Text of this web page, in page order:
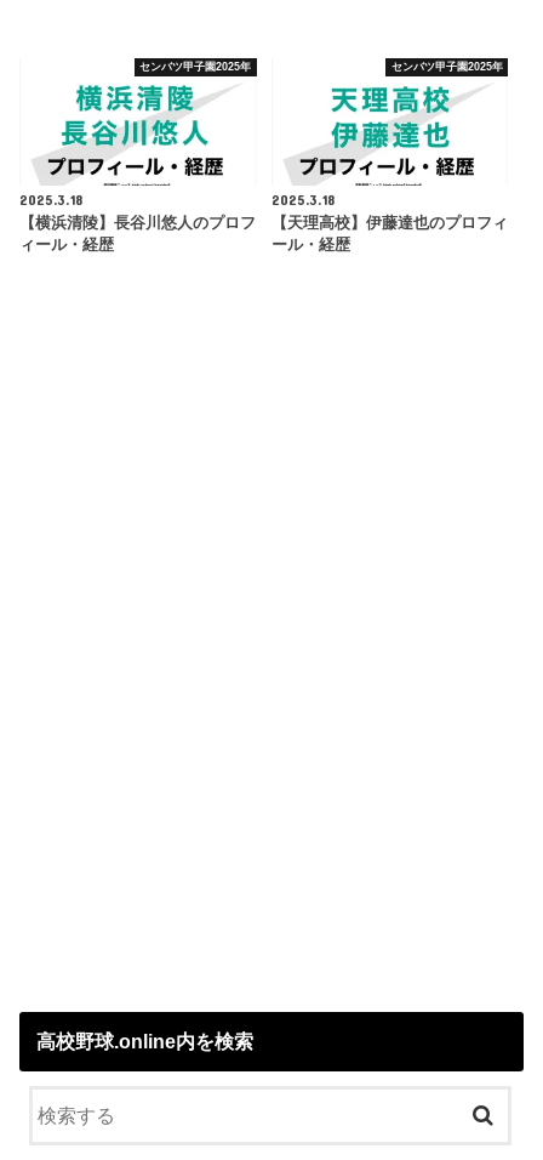
センバツ甲子園2025年
2025.3.18
【横浜清陵】長谷川悠人のプロフ
ィール・経歴
センバツ甲子園2025年
2025.3.18
【天理高校】伊藤達也のプロフィ
ール・経歴
高校野球.online内を検索